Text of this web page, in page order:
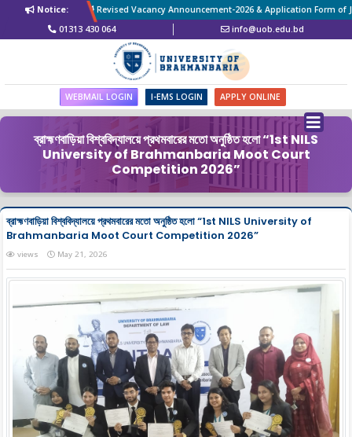
Notice:
Revised Vacancy Announcement-2026 & Application Form of
01313 430 064
info@uob.edu.bd
WEBMAIL LOGIN I-EMS LOGIN APPLY ONLINE
ব্রাহ্মণবাড়িয়া বিশ্ববিদ্যালয়ে প্রথমবারের মতো অনুষ্ঠিত হলো “1st NILS
University of Brahmanbaria Moot Court
Competition 2026”
ব্রাহ্মণবাড়িয়া বিশ্ববিদ্যালয়ে প্রথমবারের মতো অনুষ্ঠিত হলো “1st NILS University of
Brahmanbaria Moot Court Competition 2026”
views May 21, 2026